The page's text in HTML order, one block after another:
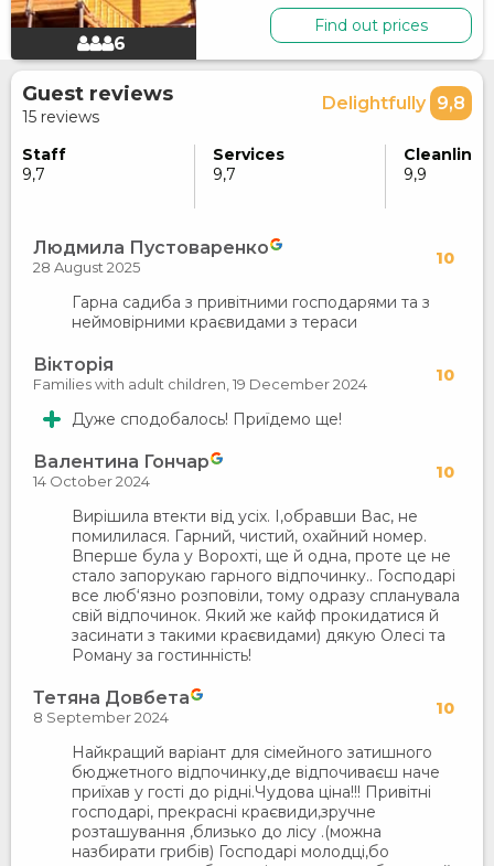
6
Find out prices
Guest reviews
15 reviews
Delightfully 9,8
Staff
9,7
Services
9,7
9,9
Людмила Пустоваренко 10
28 August 2025
Гарна садиба з привітними господарями та з
неймовірними краєвидами з тераси
Вікторія 10
Families with adult children, 19 December 2024
Дуже сподобалось! Приїдемо ще!
Валентина Гончар 10
14 October 2024
Вирішила втекти від усіх. І,обравши Вас, не
помилилася. Гарний, чистий, охайний номер.
Вперше була у Ворохті, ще й одна, проте це не
стало запорукаю гарного відпочинку.. Господарі
все люб‘язно розповіли, тому одразу спланувала
свій відпочинок. Який же кайф прокидатися й
засинати з такими краєвидами) дякую Олесі та
Роману за гостинність!
Тетяна Довбета 10
8 September 2024
Найкращий варіант для сімейного затишного
бюджетного відпочинку,де відпочиваєш наче
приїхав у гості до рідні.Чудова ціна!!! Привітні
господарі, прекрасні краєвиди,зручне
розташування ,близько до лісу .(можна
назбирати грибів) Господарі молодці,бо